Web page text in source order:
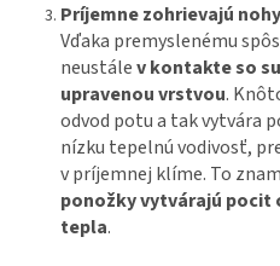
Príjemne zohrievajú
Vďaka premyslenému
neustálev kontakte so
upravenou vrstvou.
odvod potu a tak vytvára
nízku tepelnú vodivosť,
v príjemnej klíme. To
ponožky vytvárajú pocit
tepla.